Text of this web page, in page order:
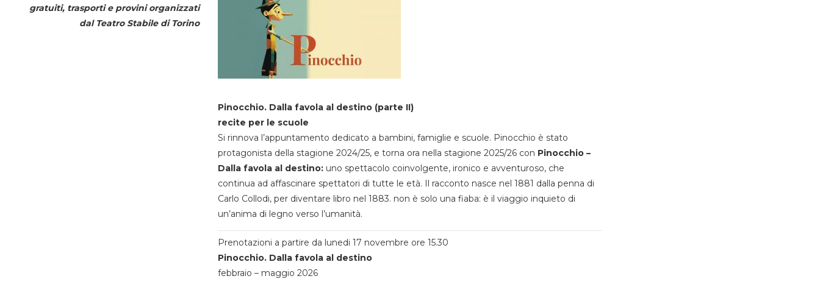
gratuiti, trasporti e provini organizzati
dal Teatro Stabile di Torino
Pinocchio. Dalla favola al destino (parte II)
recite per le scuole
Si rinnova l’appuntamento dedicato a bambini, famiglie e scuole. Pinocchio è stato
protagonista della stagione 2024/25, e torna ora nella stagione 2025/26 con Pinocchio –
Dalla favola al destino:uno spettacolo coinvolgente, ironico e avventuroso, che
continua ad affascinare spettatori di tutte le età. Il racconto nasce nel 1881 dalla penna di
Carlo Collodi, per diventare libro nel 1883. non è solo una fiaba: è il viaggio inquieto di
un’anima di legno verso l’umanità.
Prenotazioni a partire da lunedi 17 novembre ore 15.30
Pinocchio. Dalla favola al destino
febbraio – maggio 2026